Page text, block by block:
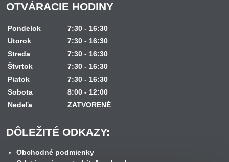
OTVÁRACIE HODINY
Pondelok
7:30 - 16:30
Utorok
7:30 - 16:30
Streda
7:30 - 16:30
Štvrtok
7:30 - 16:30
Piatok
7:30 - 16:30
Sobota
8:00 - 12:00
Nedeľa
ZATVORENÉ
DÔLEŽITÉ ODKAZY:
Obchodné podmienky